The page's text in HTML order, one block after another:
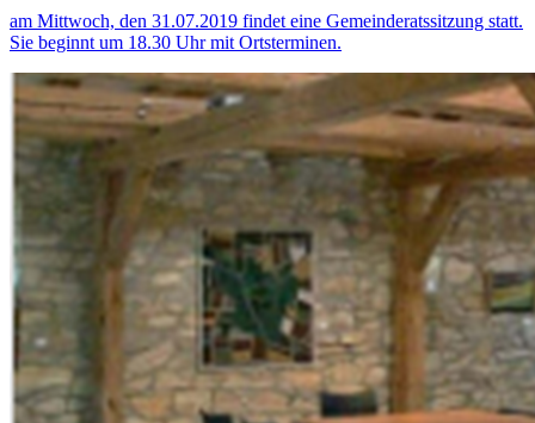
am Mittwoch, den 31.07.2019 findet eine Gemeinderatssitzung statt.
Sie beginnt um 18.30 Uhr mit Ortsterminen.